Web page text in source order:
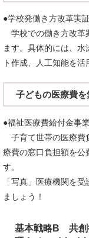
●学校発働き方改革実
学校での働き方改革
ます。具体的には、
ト作成、人工知能を活
子どもの医療費を
●福祉医療費給付金事
子育て世帯の医療費
療費の窓口負担額を公
す。
「写真」医療機関を
ましょう！
基本戦略B 共創